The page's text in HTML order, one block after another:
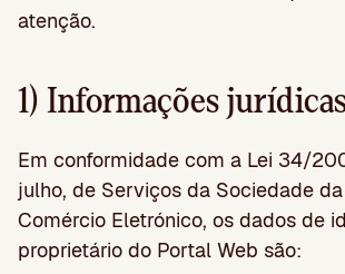
atenção.
1) Informações
Em conformidade com a Lei 34/
julho, de Serviços da Sociedade
Comércio Eletrónico, os dados de
proprietário do Portal Web são: